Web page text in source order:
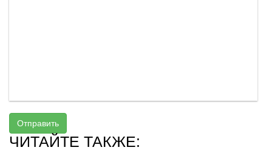
Отправить
ЧИТАЙТЕ ТАКЖЕ: